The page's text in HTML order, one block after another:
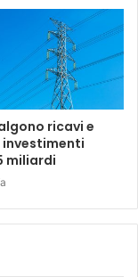
ricavi e
investimenti
miliardi